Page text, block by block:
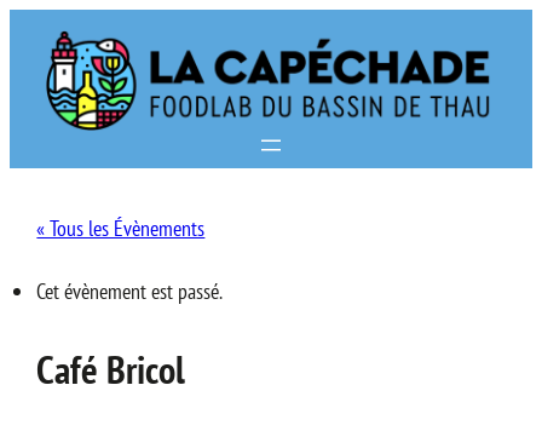
« Tous les Évènements
Cet évènement est passé.
Café Bricol